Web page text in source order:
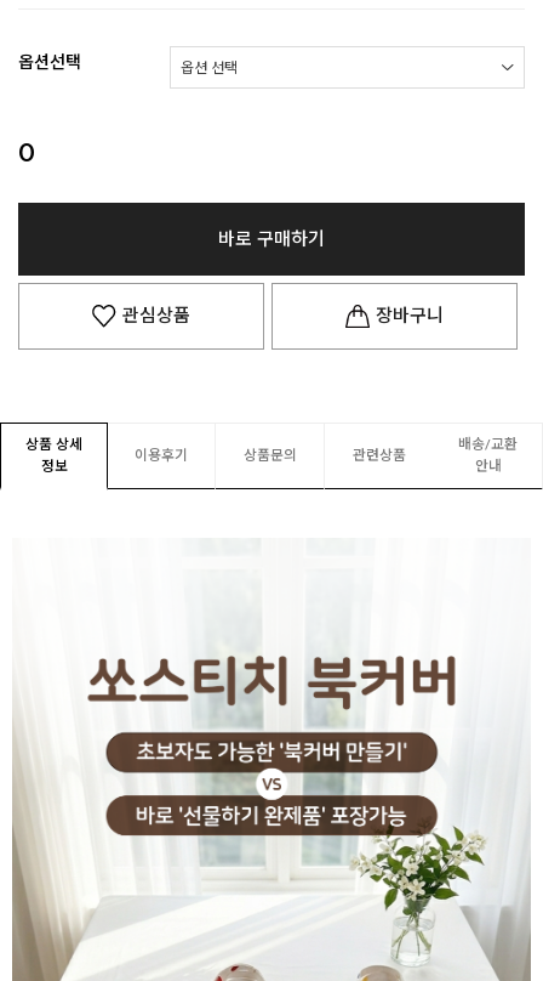
옵션선택
0
바로 구매하기
관심상품 장바구니
상품 상세
정보
이용후기 상품문의 관련상품
배송/교환
안내